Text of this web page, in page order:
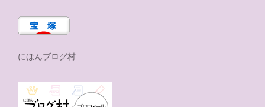
にほんブログ村